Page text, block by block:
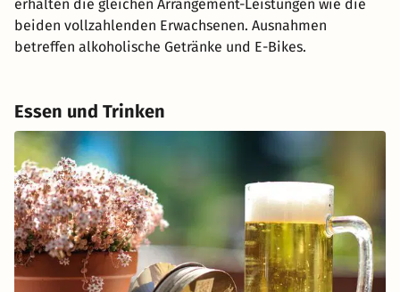
erhalten die gleichen Arrangement-Leistungen wie die
beiden vollzahlenden Erwachsenen. Ausnahmen
betreffen alkoholische Getränke und E-Bikes.
Essen und Trinken